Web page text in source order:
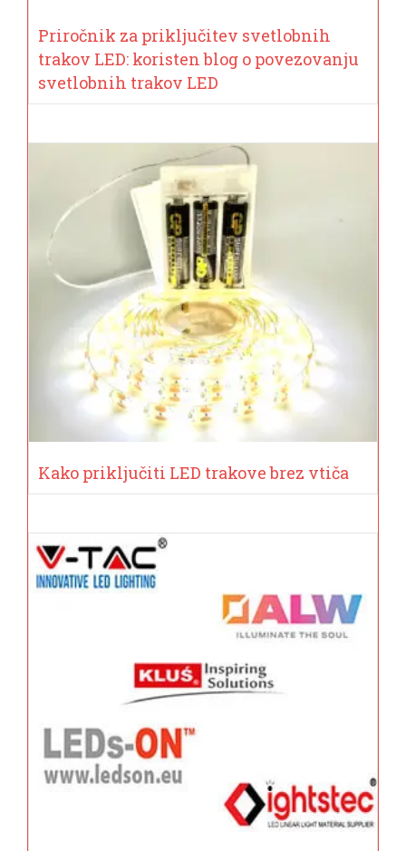
Priročnik za priključitev svetlobnih
trakov LED: koristen blog o povezovanju
svetlobnih trakov LED
Kako priključiti LED trakove brez vtiča